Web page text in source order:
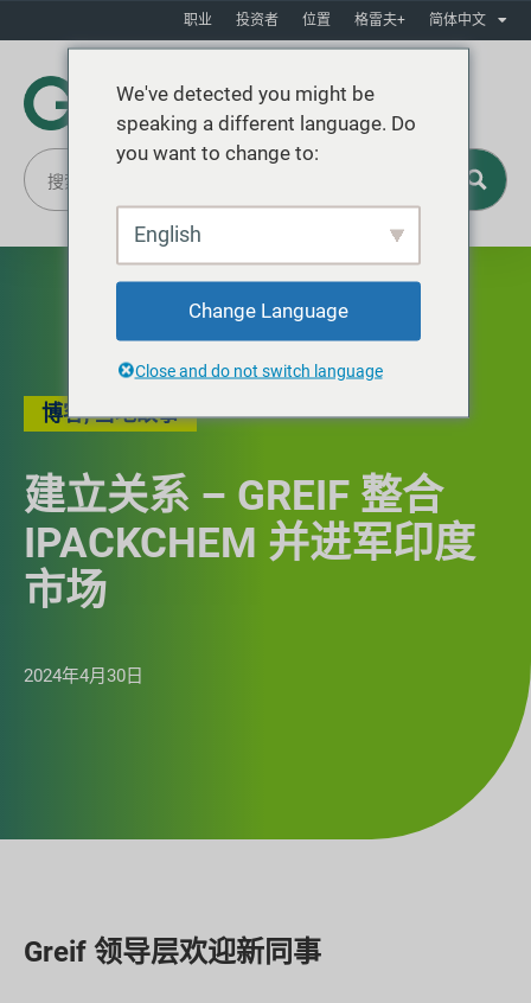
职业 投资者 位置 格雷夫+ 简体中文
博客,当地故事
建立关系 – GREIF 整合
IPACKCHEM 并进军印度
市场
2024年4月30日
Greif 领导层欢迎新同事
We've detected you might be
speaking a different language. Do
you want to change to:
English
Change Language
Close and do not switch language